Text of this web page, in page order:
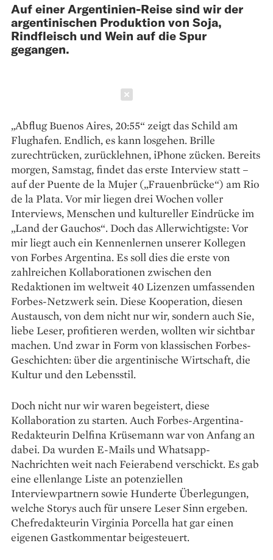
Auf einer Argentinien-Reise sind wir der
argentinischen Produktion von Soja,
Rindfleisch und Wein auf die Spur
gegangen.
„Abflug Buenos Aires, 20:55“ zeigt das Schild am
Flug­hafen. Endlich, es kann losgehen. Brille
zurechtrücken, zurücklehnen, iPhone zücken. Bereits
morgen, Samstag, findet das erste Interview statt –
auf der Puente de la Mujer („Frauenbrücke“) am Rio
de la Plata. Vor mir liegen drei Wochen voller
Interviews, Menschen und kultureller Eindrücke im
„Land der Gauchos“. Doch das Allerwichtigste: Vor
mir liegt auch ein Kennenlernen unserer Kollegen
von Forbes Argentina. Es soll dies die erste von
zahlreichen Kollaborationen zwischen den
Redaktionen im weltweit 40 Lizenzen umfassenden
Forbes-Netzwerk sein. Diese Kooperation, diesen
Austausch, von dem nicht nur wir, sondern auch Sie,
liebe Leser, profitieren werden, wollten wir sichtbar
machen. Und zwar in Form von klassischen Forbes-
Geschichten: über die argentinische Wirtschaft, die
Kultur und den Lebensstil.
Doch nicht nur wir waren begeistert, diese
Kollaboration zu starten. Auch Forbes-Argentina-
Redakteurin Delfina Krüsemann war von Anfang an
dabei. Da wurden E-Mails und Whatsapp-
Nachrichten weit nach Feierabend verschickt. Es gab
eine ellenlange Liste an potenziellen
Interviewpartnern sowie Hunderte Überlegungen,
welche Storys auch für unsere Leser Sinn ergeben.
Chefredakteurin Virginia Porcella hat gar einen
eigenen Gastkommentar beigesteuert.